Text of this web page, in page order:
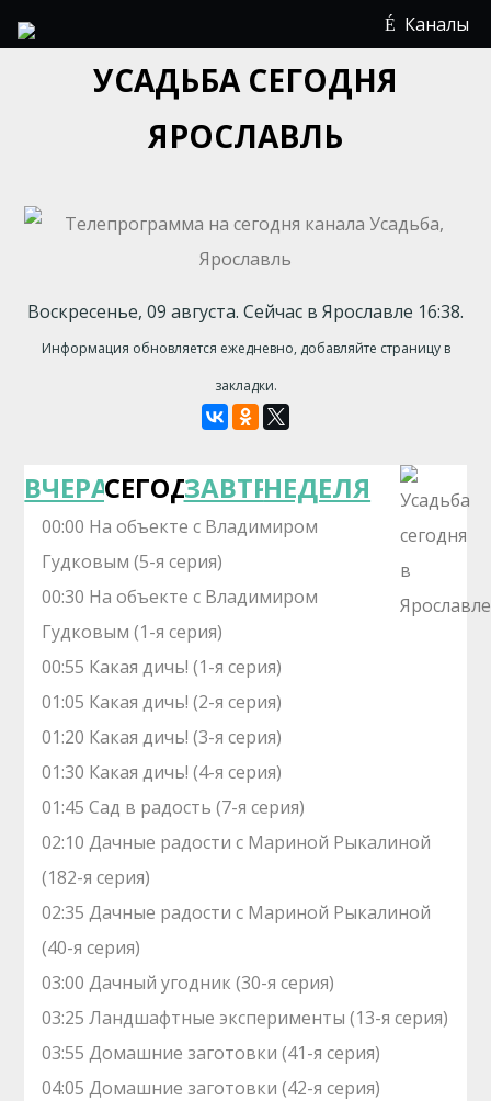
Каналы
УСАДЬБА СЕГОДНЯ
ЯРОСЛАВЛЬ
Воскресенье, 09 августа. Сейчас в Ярославле 16:38.
Информация обновляется ежедневно, добавляйте страницу в
закладки.
ВЧЕРАСЕГОДНЯЗАВТРАНЕДЕЛЯ
00:00 На объекте с Владимиром
Гудковым (5-я серия)
00:30 На объекте с Владимиром
Гудковым (1-я серия)
00:55 Какая дичь! (1-я серия)
01:05 Какая дичь! (2-я серия)
01:20 Какая дичь! (3-я серия)
01:30 Какая дичь! (4-я серия)
01:45 Сад в радость (7-я серия)
02:10 Дачные радости с Мариной Рыкалиной
(182-я серия)
02:35 Дачные радости с Мариной Рыкалиной
(40-я серия)
03:00 Дачный угодник (30-я серия)
03:25 Ландшафтные эксперименты (13-я серия)
03:55 Домашние заготовки (41-я серия)
04:05 Домашние заготовки (42-я серия)